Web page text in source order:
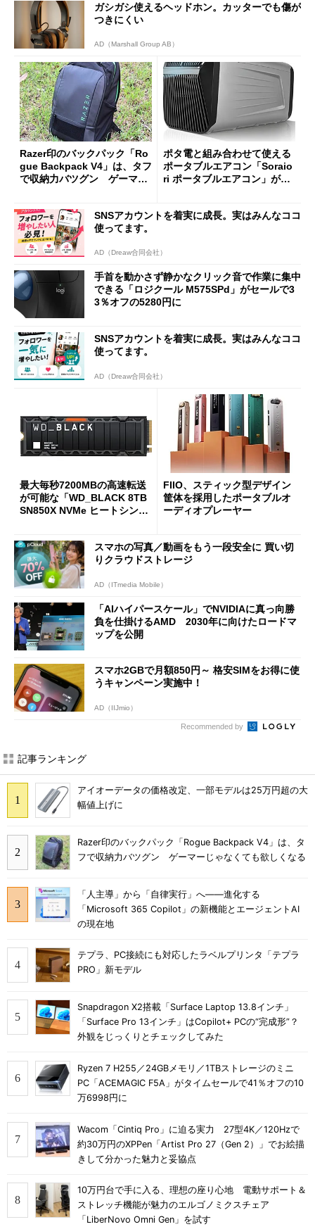
ガシガシ使えるヘッドホン。カッターでも傷が
つきにくい
AD（Marshall Group AB）
Razer印のバックパック「Ro
gue Backpack V4」は、タフ
で収納力バツグン ゲーマー
ポタ電と組み合わせて使える
ポータブルエアコン「Soraio
ri ポータブルエアコン」がセ
SNSアカウントを着実に成長。実はみんなココ
使ってます。
AD（Dreaw合同会社）
手首を動かさず静かなクリック音で作業に集中
できる「ロジクール M575SPd」がセールで3
3％オフの5280円に
SNSアカウントを着実に成長。実はみんなココ
使ってます。
AD（Dreaw合同会社）
最大毎秒7200MBの高速転送
が可能な「WD_BLACK 8TB
SN850X NVMe ヒートシンク
FIIO、スティック型デザイン
筐体を採用したポータブルオ
ーディオプレーヤー
スマホの写真／動画をもう一段安全に 買い切
りクラウドストレージ
AD（ITmedia Mobile）
「AIハイパースケール」でNVIDIAに真っ向勝
負を仕掛けるAMD 2030年に向けたロードマ
ップを公開
スマホ2GBで月額850円～ 格安SIMをお得に使
うキャンペーン実施中！
AD（IIJmio）
Recommended by
記事ランキング
アイオーデータの価格改定、一部モデルは25万円超の大
幅値上げに
Razer印のバックパック「Rogue Backpack V4」は、タ
フで収納力バツグン ゲーマーじゃなくても欲しくなる
「人主導」から「自律実行」へ――進化する
「Microsoft 365 Copilot」の新機能とエージェントAI
の現在地
テプラ、PC接続にも対応したラベルプリンタ「テプラ
PRO」新モデル
Snapdragon X2搭載「Surface Laptop 13.8インチ」
「Surface Pro 13インチ」はCopilot+ PCの“完成形”？
外観をじっくりとチェックしてみた
Ryzen 7 H255／24GBメモリ／1TBストレージのミニ
PC「ACEMAGIC F5A」がタイムセールで41％オフの10
万6998円に
Wacom「Cintiq Pro」に迫る実力 27型4K／120Hzで
約30万円のXPPen「Artist Pro 27（Gen 2）」でお絵描
きして分かった魅力と妥協点
10万円台で手に入る、理想の座り心地 電動サポート＆
ストレッチ機能が魅力のエルゴノミクスチェア
「LiberNovo Omni Gen」を試す